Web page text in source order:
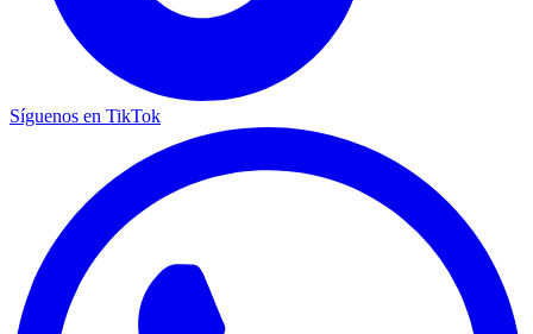
Síguenos en TikTok